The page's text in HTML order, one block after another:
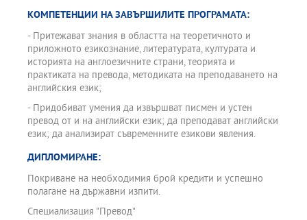
КОМПЕТЕНЦИИ НА ЗАВЪРШИЛИТЕ ПРОГРАМАТА:
- Притежават знания в областта на теоретичното и
приложното езикознание, литературата, културата и
историята на англоезичните страни, теорията и
практиката на превода, методиката на преподаването на
английския език;
- Придобиват умения да извършват писмен и устен
превод от и на английски език; да преподават английски
език; да анализират съвременните езикови явления.
ДИПЛОМИРАНЕ:
Покриване на необходимия брой кредити и успешно
полагане на държавни изпити.
Специализация "Превод"